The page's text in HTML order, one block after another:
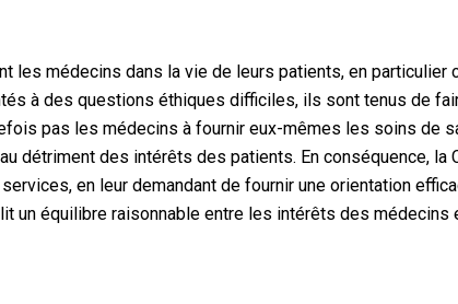
les médecins dans la vie de leurs patients, en particulier
à des questions éthiques difficiles, ils sont tenus de
pas les médecins à fournir eux-mêmes les soins de
détriment des intérêts des patients. En conséquence, la
en leur demandant de fournir une orientation
un équilibre raisonnable entre les intérêts des médecins